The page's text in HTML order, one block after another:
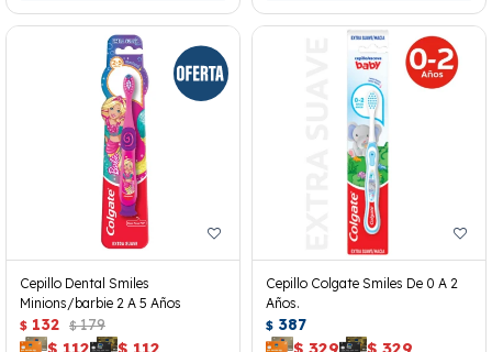
Cepillo Dental Smiles
Minions/barbie 2 A 5 Años
$ 132 $ 179
Cepillo Colgate Smiles De 0 A 2
Años.
$ 387